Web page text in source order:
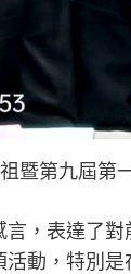
暨第九屆第
，表達了
動，特別